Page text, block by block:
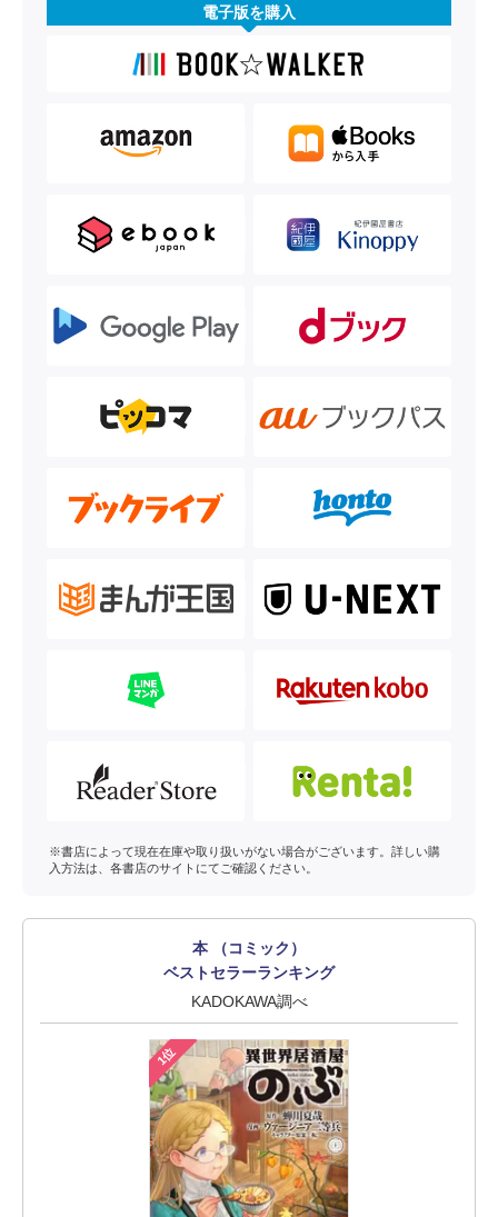
電子版を購入
※書店によって現在在庫や取り扱いがない場合がございます。詳しい購
入方法は、各書店のサイトにてご確認ください。
本 （コミック）
ベストセラーランキング
KADOKAWA調べ
1位